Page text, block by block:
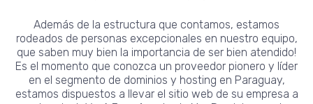
Además de la estructura que contamos, estamos
rodeados de personas excepcionales en nuestro equipo,
que saben muy bien la importancia de ser bien atendido!
Es el momento que conozca un proveedor pionero y líder
en el segmento de dominios y hosting en Paraguay,
estamos dispuestos a llevar el sitio web de su empresa a